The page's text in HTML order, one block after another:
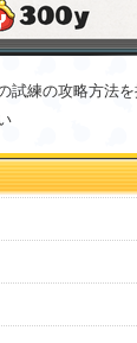
試練の攻略方法